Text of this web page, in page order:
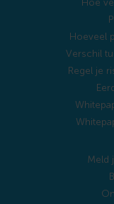
Hoe
Hoeveel
Verschil
Regel je
Meld